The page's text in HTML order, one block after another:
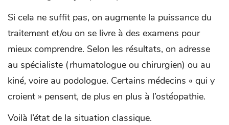
Si cela ne suffit pas, on augmente la puissance du
traitement et/ou on se livre à des examens pour
mieux comprendre. Selon les résultats, on adresse
au spécialiste (rhumatologue ou chirurgien) ou au
kiné, voire au podologue. Certains médecins « qui y
croient » pensent, de plus en plus à l’ostéopathie.
Voilà l’état de la situation classique.